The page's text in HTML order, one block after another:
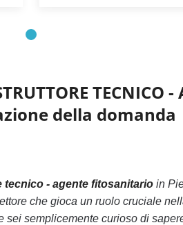
TECNICO -
della domanda
tecnico - agente fitosanitarioin
che gioca un ruolo cruciale
sei semplicemente curioso di